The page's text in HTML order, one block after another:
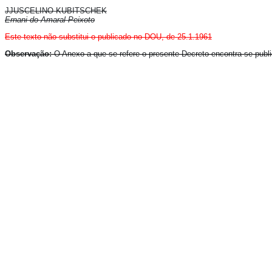
JJUSCELINO KUBITSCHEK
Ernani do Amaral Peixoto
Este texto não substitui o publicado no DOU, de 25.1.1961
Observação:O Anexo a que se refere o presente Decreto encontra-se